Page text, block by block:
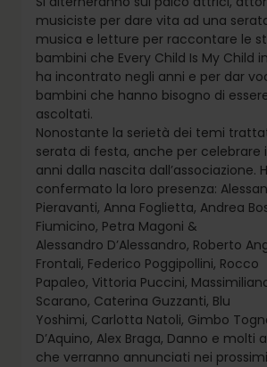
musiciste per dare vita ad una
musica e letture per raccontare le
bambini che Every Child Is My Child
ha incontrato negli anni e per dar
bambini che hanno bisogno di
ascoltati.
Nonostante la serietà dei temi
serata di festa, anche per celebrare
anni dalla nascita dall’associazione.
confermato la loro presenza:
Pieravanti, Anna Foglietta, Andrea
Fiumicino, Petra Magoni &
Alessandro D’Alessandro, Roberto
Frontali, Federico Poggipollini, Rocco
Papaleo, Vittoria Puccini,
Scarano, Caterina Guzzanti, Blu
Yoshimi, Carlotta Natoli, Gimbo
D’Aquino, Alex Braga, Danno e molti
che verranno annunciati nei